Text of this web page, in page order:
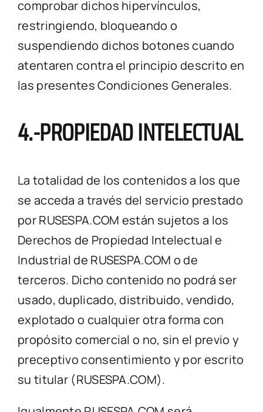
comprobar dichos hipervínculos,
restringiendo, bloqueando o
suspendiendo dichos botones cuando
atentaren contra el principio descrito en
las presentes Condiciones Generales.
4.-PROPIEDAD INTELECTUAL
La totalidad de los contenidos a los que
se acceda a través del servicio prestado
por RUSESPA.COM están sujetos a los
Derechos de Propiedad Intelectual e
Industrial de RUSESPA.COM o de
terceros. Dicho contenido no podrá ser
usado, duplicado, distribuido, vendido,
explotado o cualquier otra forma con
propósito comercial o no, sin el previo y
preceptivo consentimiento y por escrito
su titular (RUSESPA.COM).